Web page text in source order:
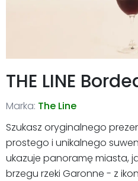
THE LINE
Marka: The Line
Szukasz oryginalnego
prostego i unikalnego
ukazuje panoramę miasta,
brzegu rzeki Garonne - z